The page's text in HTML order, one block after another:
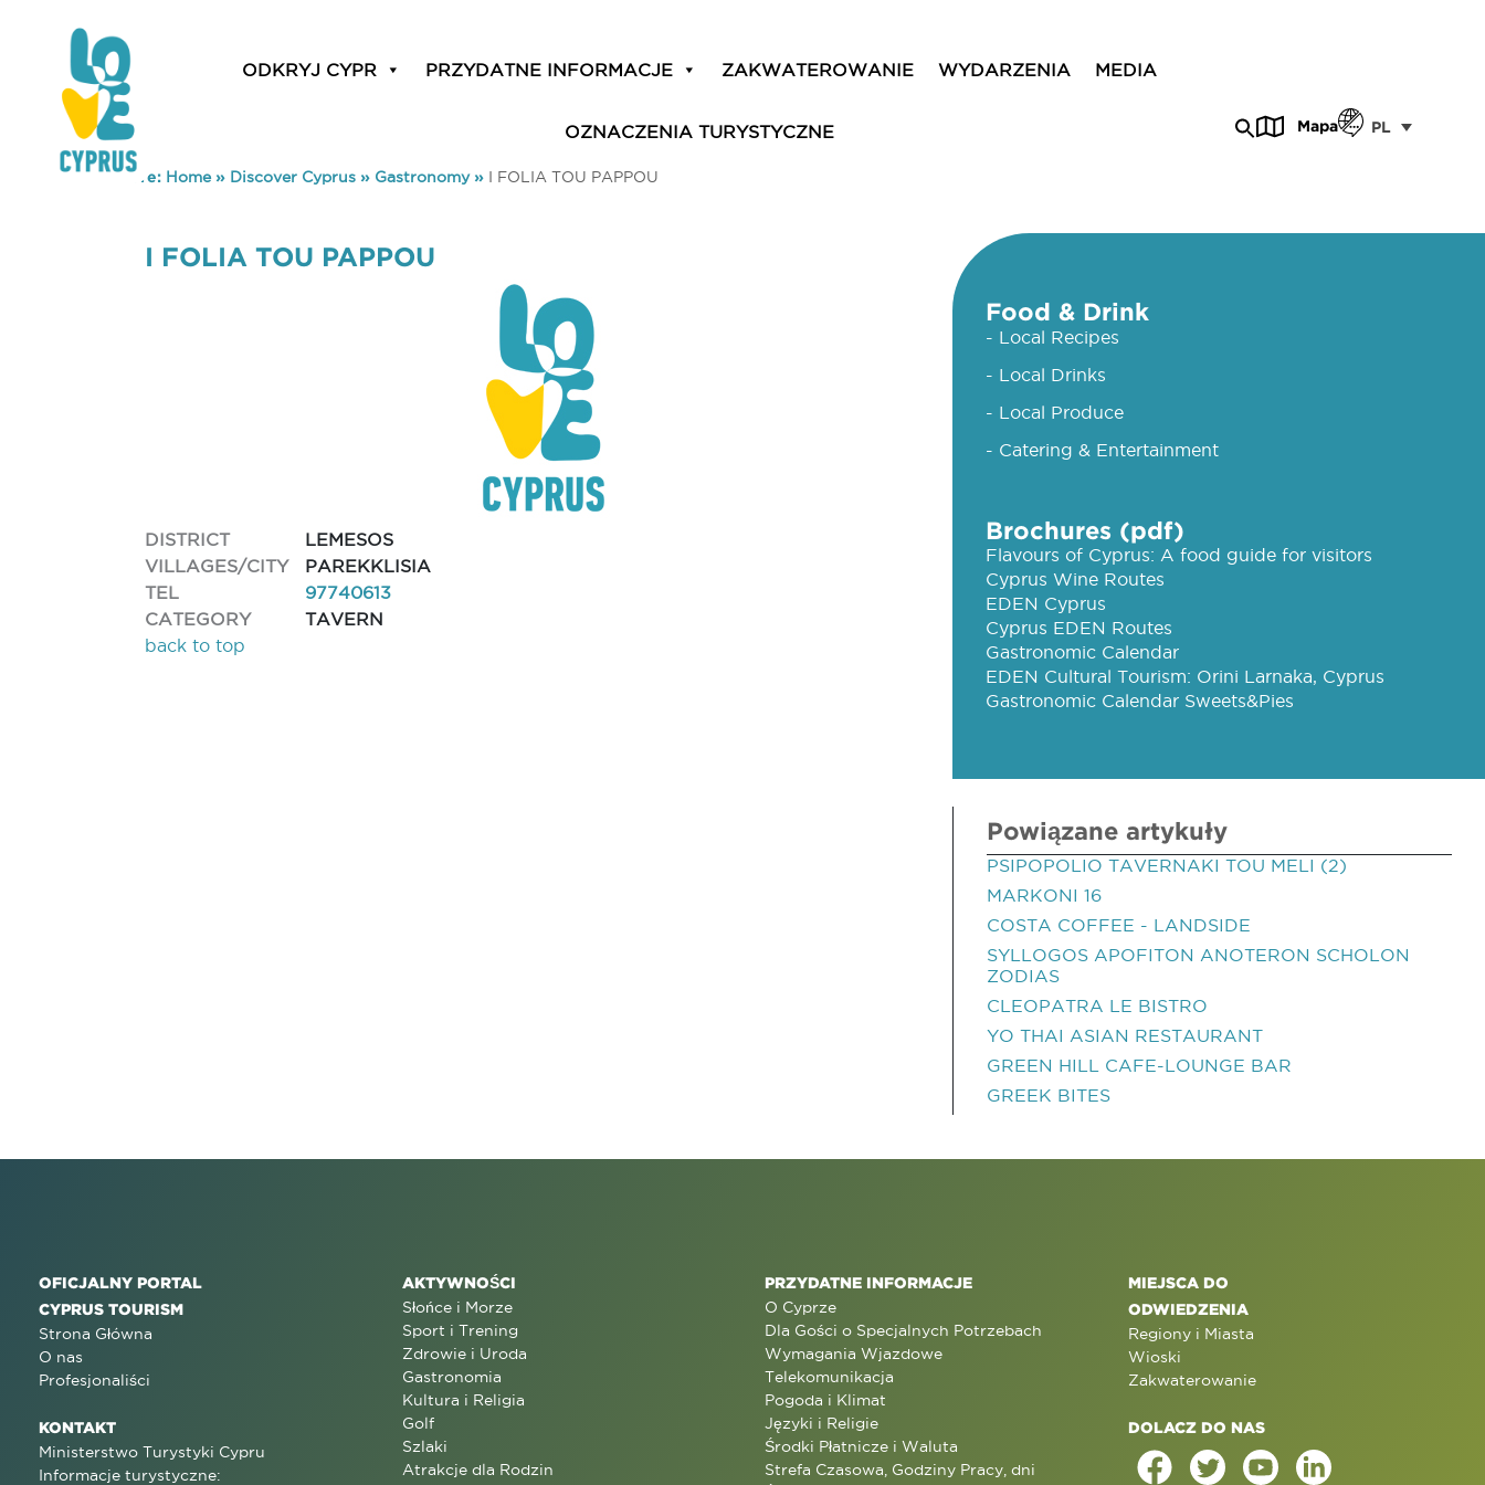
ODKRYJ CYPR PRZYDATNE INFORMACJE ZAKWATEROWANIE WYDARZENIA MEDIA
OZNACZENIA TURYSTYCZNE Mapa PL
You are here: Home» Discover Cyprus » Gastronomy» I FOLIA TOU PAPPOU
I FOLIA TOU PAPPOU
DISTRICT
LEMESOS
VILLAGES/CITY
PAREKKLISIA
TEL
97740613
CATEGORY
TAVERN
back to top
Food & Drink
- Local Recipes
- Local Drinks
- Local Produce
- Catering & Entertainment
Brochures (pdf)
Flavours of Cyprus: A food guide for visitors
Cyprus Wine Routes
EDEN Cyprus
Cyprus EDEN Routes
Gastronomic Calendar
EDEN Cultural Tourism: Orini Larnaka, Cyprus
Gastronomic Calendar Sweets&Pies
Powiązane artykuły
PSIPOPOLIO TAVERNAKI TOU MELI (2)
MARKONI 16
COSTA COFFEE - LANDSIDE
SYLLOGOS APOFITON ANOTERON SCHOLON
ZODIAS
CLEOPATRA LE BISTRO
YO THAI ASIAN RESTAURANT
GREEN HILL CAFE-LOUNGE BAR
GREEK BITES
OFICJALNY PORTAL
CYPRUS TOURISM
Strona Główna
O nas
Profesjonaliści
KONTAKT
Ministerstwo Turystyki Cypru
Informacje turystyczne:
AKTYWNOŚCI
Słońce i Morze
Sport i Trening
Zdrowie i Uroda
Gastronomia
Kultura i Religia
Golf
Szlaki
Atrakcje dla Rodzin
PRZYDATNE INFORMACJE
O Cyprze
Dla Gości o Specjalnych Potrzebach
Wymagania Wjazdowe
Telekomunikacja
Pogoda i Klimat
Języki i Religie
Środki Płatnicze i Waluta
Strefa Czasowa, Godziny Pracy, dni
MIEJSCA DO
ODWIEDZENIA
Regiony i Miasta
Wioski
Zakwaterowanie
DOLACZ DO NAS